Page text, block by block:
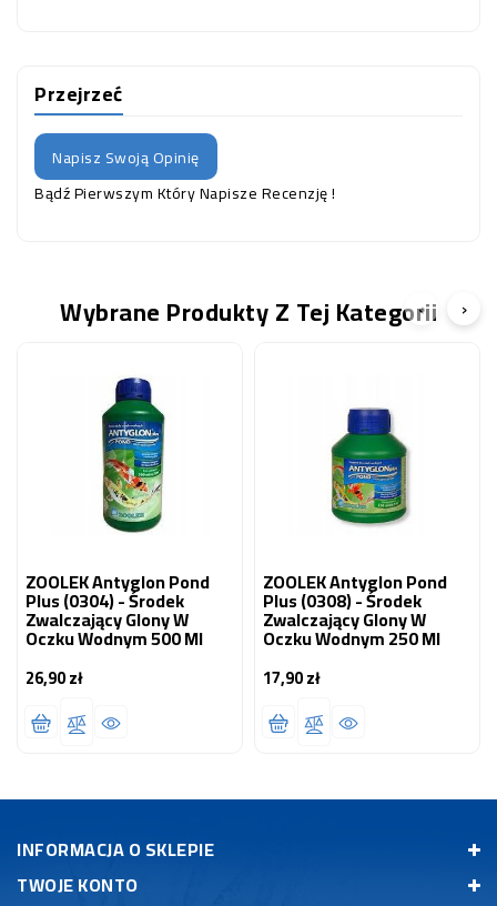
Przejrzeć
Napisz Swoją Opinię
Bądź Pierwszym Który Napisze Recenzję !
Wybrane Produkty Z Tej Kategorii
ZOOLEK Antyglon Pond
Plus (0304) - Środek
Zwalczający Glony W
Oczku Wodnym 500 Ml
26,90 złCena
ZOOLEK Antyglon Pond
Plus (0308) - Środek
Zwalczający Glony W
Oczku Wodnym 250 Ml
17,90 złCena
‹ ›
INFORMACJA O SKLEPIE
TWOJE KONTO